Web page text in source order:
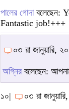
পালের গোদাবলেছেন:
Fantastic job!+++
০৩ রা জানুয়ারি,
অগ্নির বলেছেন:
১০|
০৩ রা